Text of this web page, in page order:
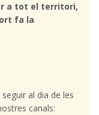
a tot el territori,
fa la
al dia de les
canals: